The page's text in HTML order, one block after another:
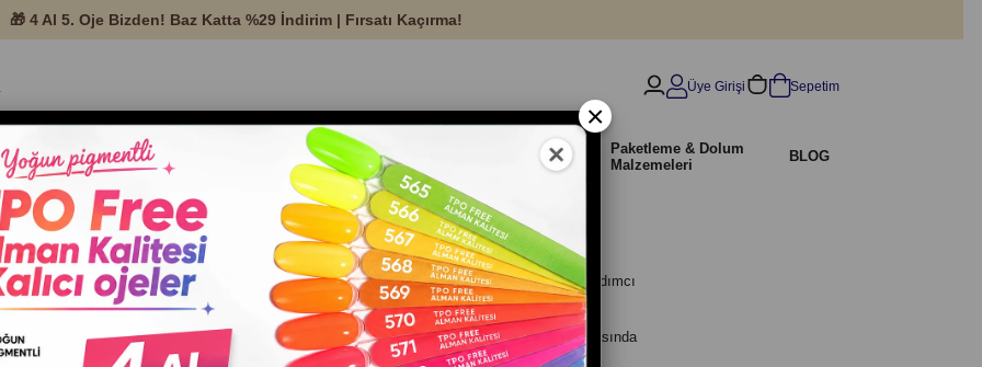
Üye Girişi Sepetim
ve Protez
Malzemeleri
Tırnak Ekipman ve
Aksesuarları
İndirimli
Ürünler
Paketleme & Dolum
Malzemeleri
BLOG
Aksesuarları kategorisinde, profesyonel manikür ve nail art uygulamalarını kolaylaştıran yardımcı
arada bulabilirsiniz.
tip standları, eğitim eli, çalışma paletleri, sunum aparatları, display ürünleri ve uygulama sırasında
pratik aksesuarlar yer alır.
×